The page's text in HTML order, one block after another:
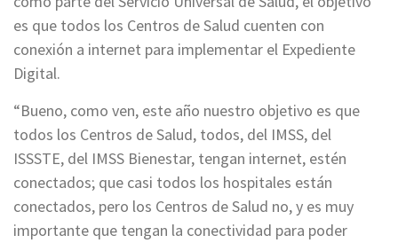
es que todos los Centros de Salud cuenten con
conexión a internet para implementar el Expediente
Digital.
“Bueno, como ven, este año nuestro objetivo es que
todos los Centros de Salud, todos, del IMSS, del
ISSSTE, del IMSS Bienestar, tengan internet, estén
conectados; que casi todos los hospitales están
conectados, pero los Centros de Salud no, y es muy
importante que tengan la conectividad para poder